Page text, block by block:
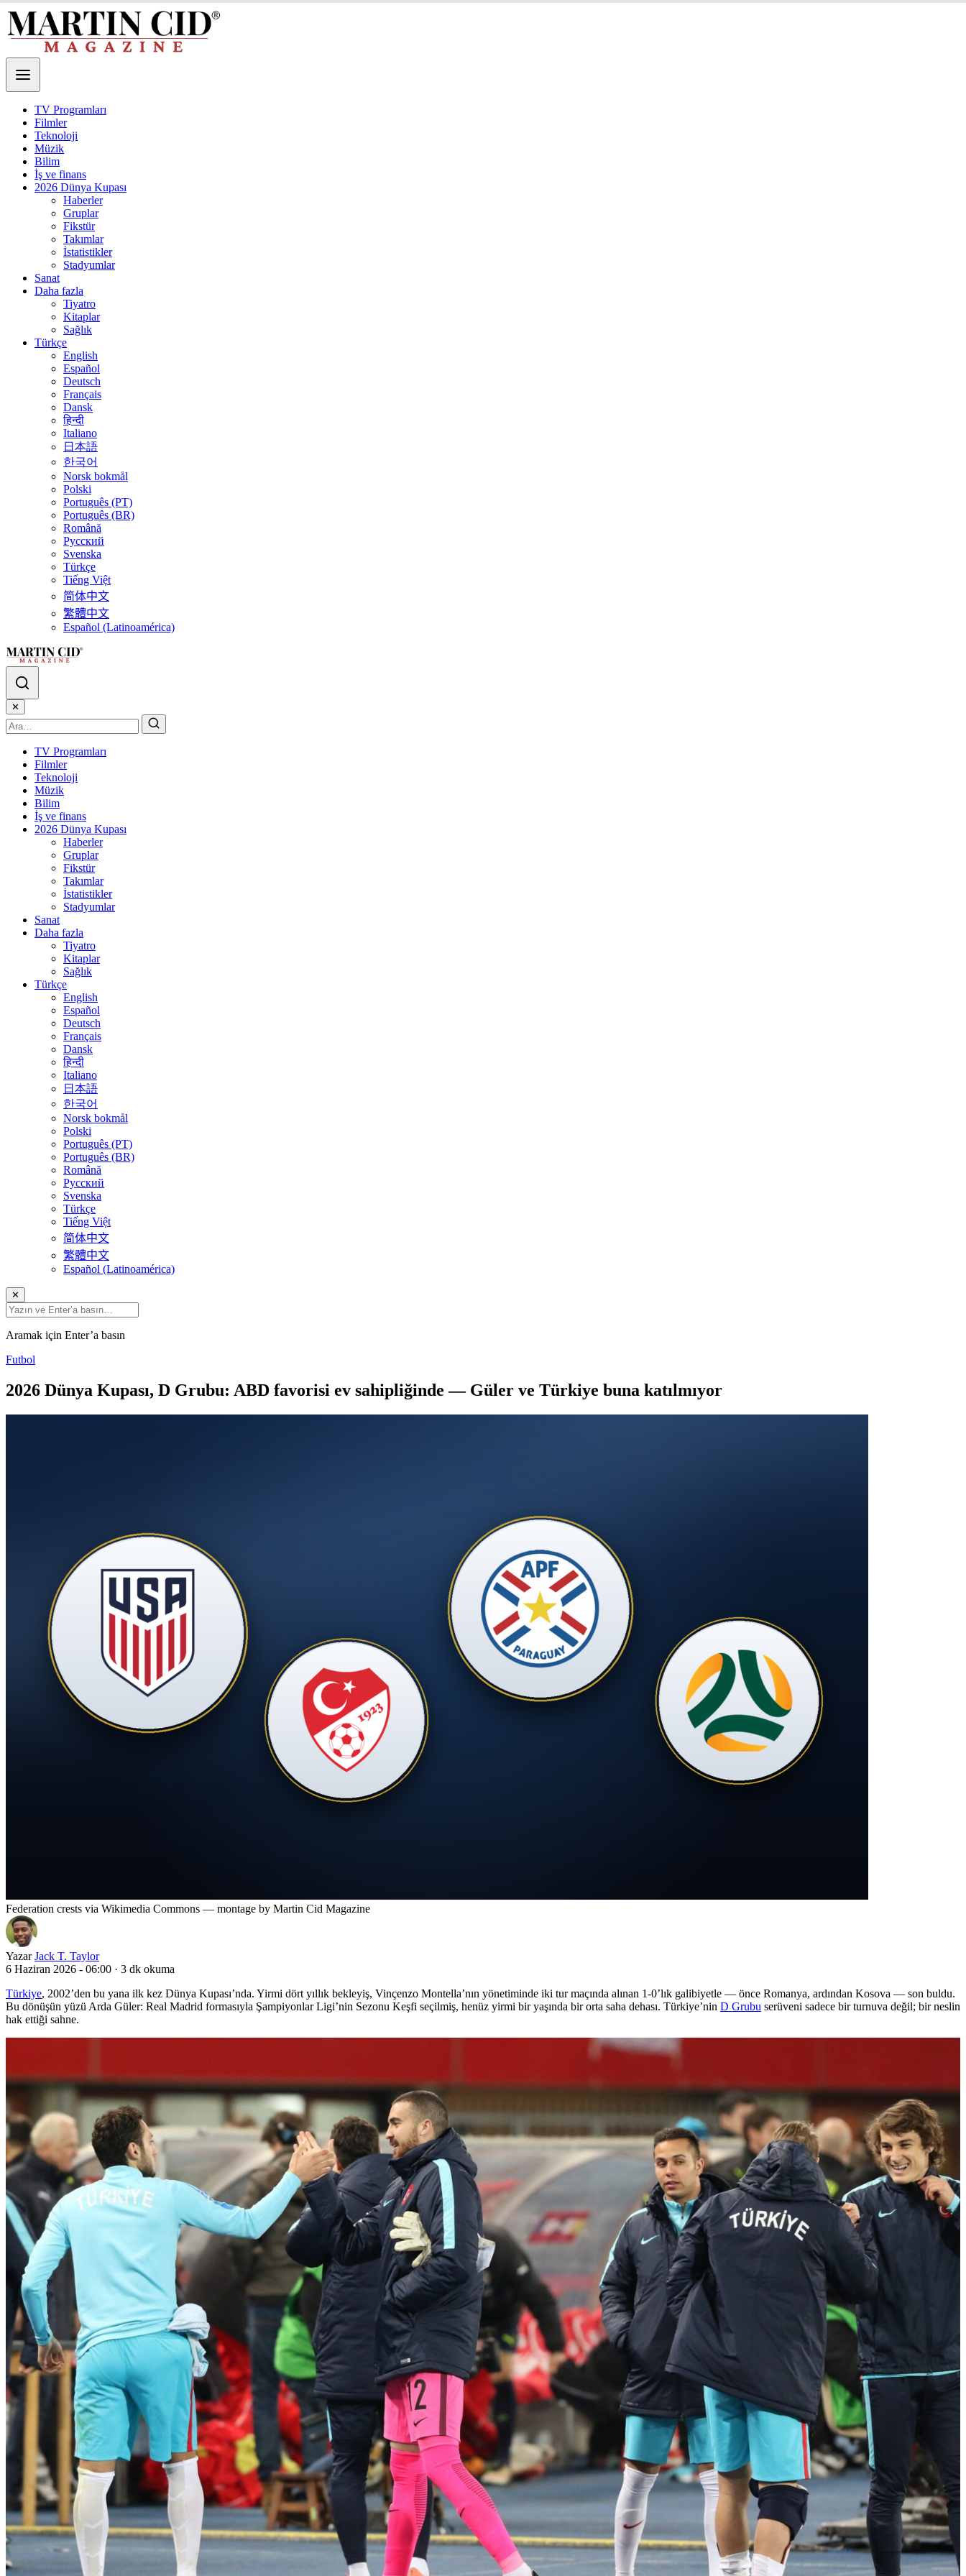
TV Programları
Filmler
Teknoloji
Müzik
Bilim
İş ve finans
2026 Dünya Kupası
Haberler
Gruplar
Fikstür
Takımlar
İstatistikler
Stadyumlar
Sanat
Daha fazla
Tiyatro
Kitaplar
Sağlık
Türkçe
English
Español
Deutsch
Français
Dansk
हिन्दी
Italiano
日本語
한국어
Norsk bokmål
Polski
Português (PT)
Português (BR)
Română
Русский
Svenska
Türkçe
Tiếng Việt
简体中文
繁體中文
Español (Latinoamérica)
✕
TV Programları
Filmler
Teknoloji
Müzik
Bilim
İş ve finans
2026 Dünya Kupası
Haberler
Gruplar
Fikstür
Takımlar
İstatistikler
Stadyumlar
Sanat
Daha fazla
Tiyatro
Kitaplar
Sağlık
Türkçe
English
Español
Deutsch
Français
Dansk
हिन्दी
Italiano
日本語
한국어
Norsk bokmål
Polski
Português (PT)
Português (BR)
Română
Русский
Svenska
Türkçe
Tiếng Việt
简体中文
繁體中文
Español (Latinoamérica)
✕
Aramak için Enter’a basın
Futbol
2026 Dünya Kupası, D Grubu: ABD favorisi ev sahipliğinde — Güler ve Türkiye buna katılmıyor
Federation crests via Wikimedia Commons — montage by Martin Cid Magazine
Yazar Jack T. Taylor
6 Haziran 2026 - 06:00 · 3 dk okuma
Türkiye, 2002’den bu yana ilk kez Dünya Kupası’nda. Yirmi dört yıllık bekleyiş, Vinçenzo Montella’nın yönetiminde iki tur maçında alınan 1-0’lık galibiyetle — önce Romanya, ardından Kosova — son buldu.
Bu dönüşün yüzü Arda Güler: Real Madrid formasıyla Şampiyonlar Ligi’nin Sezonu Keşfi seçilmiş, henüz yirmi bir yaşında bir orta saha dehası. Türkiye’nin D Grubu serüveni sadece bir turnuva değil; bir neslin
hak ettiği sahne.